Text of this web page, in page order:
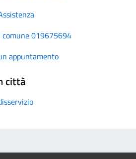
comune 019675694
appuntamento
città